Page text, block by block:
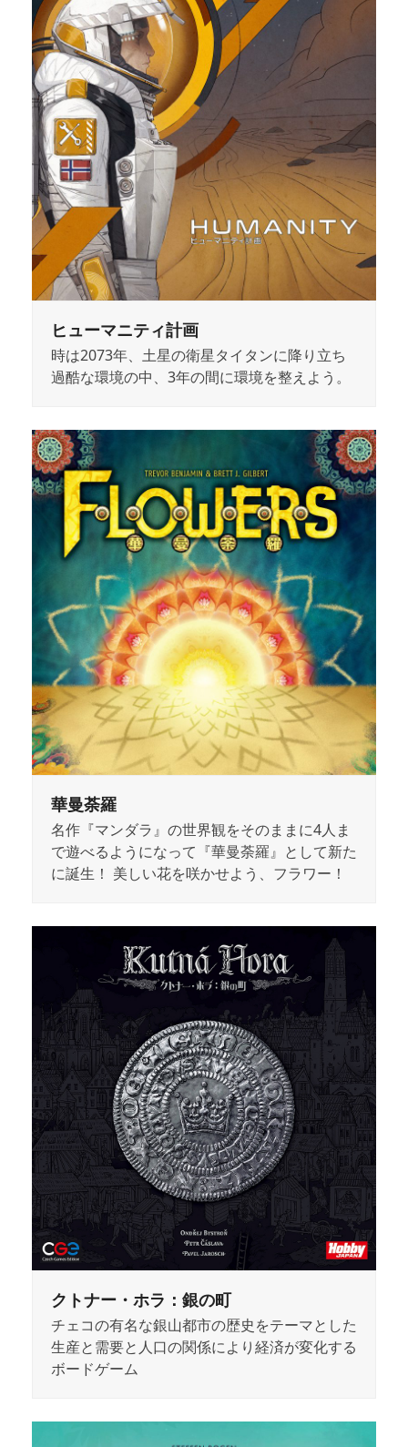
ヒューマニティ計画
時は2073年、土星の衛星タイタンに降り立ち
過酷な環境の中、3年の間に環境を整えよう。
華曼荼羅
名作『マンダラ』の世界観をそのままに4人ま
で遊べるようになって『華曼荼羅』として新た
に誕生！ 美しい花を咲かせよう、フラワー！
クトナー・ホラ：銀の町
チェコの有名な銀山都市の歴史をテーマとした
生産と需要と人口の関係により経済が変化する
ボードゲーム